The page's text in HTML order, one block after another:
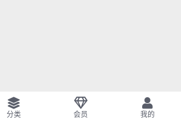
分类 会员 我的